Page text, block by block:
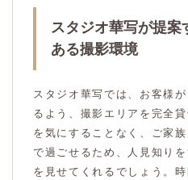
スタジオ華写が提案
ある撮影環境
スタジオ華写では、お客様
るよう、撮影エリアを完全
を気にすることなく、ご家
で過ごせるため、人見知り
を見せてくれるでしょう。